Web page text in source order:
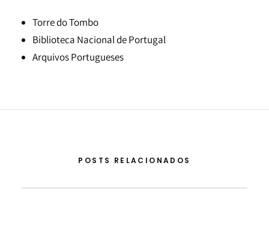
Torre do Tombo
Biblioteca Nacional de Portugal
Arquivos Portugueses
POSTS RELACIONADOS